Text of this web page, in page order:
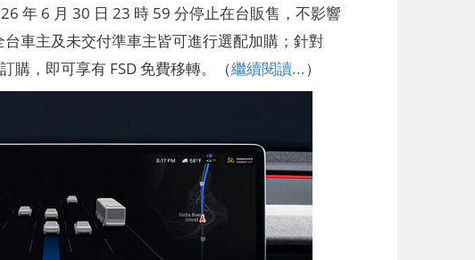
年 6 月 30 日 23 時 59 分停止在台販售，不影響
車主及未交付準車主皆可進行選配加購；針對
購，即可享有 FSD 免費移轉。（繼續閱讀...）